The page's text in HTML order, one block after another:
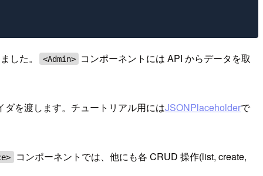
した。 <Admin> コンポーネントには API からデータを取
ダを渡します。チュートリアル用にはJSONPlaceholderで
コンポーネントでは、他にも各 CRUD 操作(list, create,